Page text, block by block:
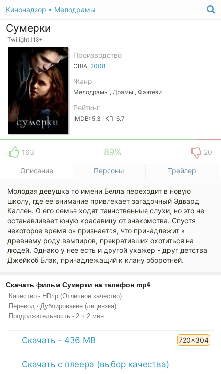
Кинонадзор • Мелодрамы
Сумерки
Twilight [18+]
Производство
США, 2008
Жанр
Мелодрамы , Драмы , Фэнтези
Рейтинг
IMDB: 5.3 КП: 6.7
163 89% 20
Описание Персоны Трейлер
Молодая девушка по имени Белла переходит в новую
школу, где ее внимание привлекает загадочный Эдвард
Каллен. О его семье ходят таинственные слухи, но это не
останавливает юную красавицу от знакомства. Спустя
некоторое время он признается, что принадлежит к
древнему роду вампиров, прекративших охотиться на
людей. Однако у нее есть и другой ухажер - друг детства
Джейкоб Блэк, принадлежащий к клану оборотней.
Скачать фильм Сумерки на телефон mp4
Качество - HDrip (Отличное качество)
Перевод - Дублирование (лицензия)
Продолжительность - 2 ч 2 мин
Скачать - 436 MB 720x304
Скачать с плеера (выбор качества)